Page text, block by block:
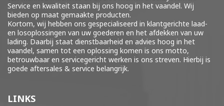
Service en kwaliteit staan bij ons hoog in het vaandel. Wij
bieden op maat gemaakte producten.
Kortom, wij hebben ons gespecialiseerd in klantgerichte laad-
en losoplossingen van uw goederen en het afdekken van uw
lading. Daarbij staat dienstbaarheid en advies hoog in het
vaandel, samen tot een oplossing komen is ons motto,
betrouwbaar en servicegericht werken is ons streven. Hierbij is
goede aftersales & service belangrijk.
LINKS